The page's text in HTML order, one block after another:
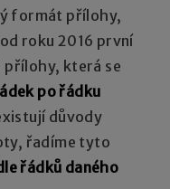
formát přílohy,
roku 2016 první
přílohy, která se
po řádku
důvody
řadíme tyto
řádků daného